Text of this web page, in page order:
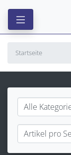
Startseite